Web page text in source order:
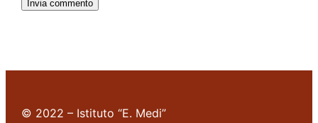
© 2022 – Istituto “E. Medi”